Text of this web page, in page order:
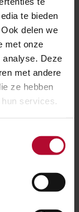
te bieden
delen we
met onze
analyse. Deze
met andere
ze hebben
services.
Bosch
en